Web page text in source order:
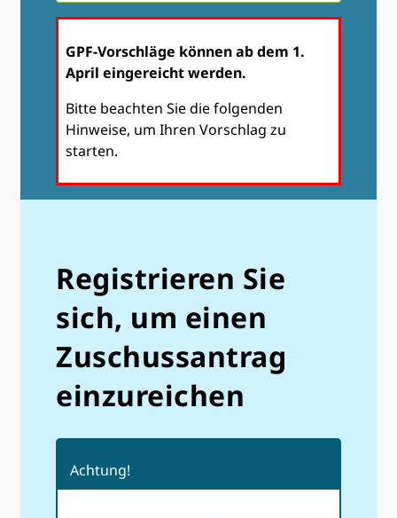
GPF-Vorschläge können ab dem 1.
April eingereicht werden.
Bitte beachten Sie die folgenden
Hinweise, um Ihren Vorschlag zu
starten.
Registrieren Sie
sich, um einen
Zuschussantrag
einzureichen
Achtung!